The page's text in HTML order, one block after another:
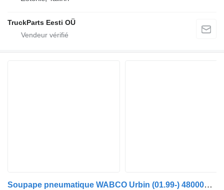
TruckParts Eesti OÜ
Soupape pneumatique WABCO Urbin (01.99-) 4800020220 pour bus Solaris Urbino, Alpino, Vacanza (1999-)